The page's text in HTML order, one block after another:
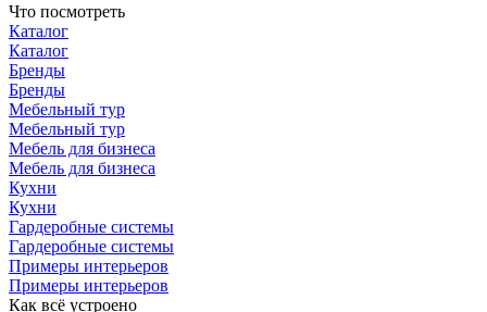
Что посмотреть
Каталог
Каталог
Бренды
Бренды
Мебельный тур
Мебельный тур
Мебель для бизнеса
Мебель для бизнеса
Кухни
Кухни
Гардеробные системы
Гардеробные системы
Примеры интерьеров
Примеры интерьеров
Как всё устроено